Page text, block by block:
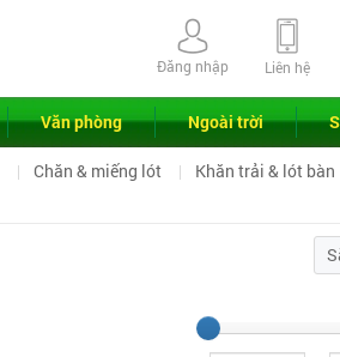
Liên hệ
Đăng nhập
Văn phòng Ngoài trời
Chăn & miếng lót Khăn trải & lót bàn